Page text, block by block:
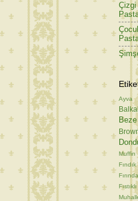
Çizgi
Ayva
Beze
Muffin